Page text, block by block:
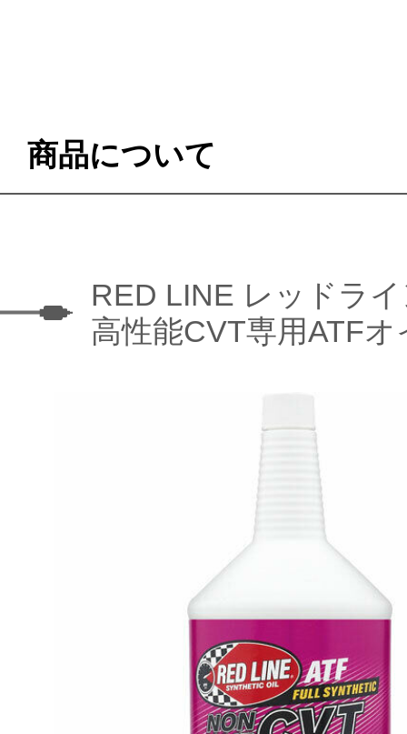
商品について
RED LINE レッドラ
高性能CVT専用ATFオ